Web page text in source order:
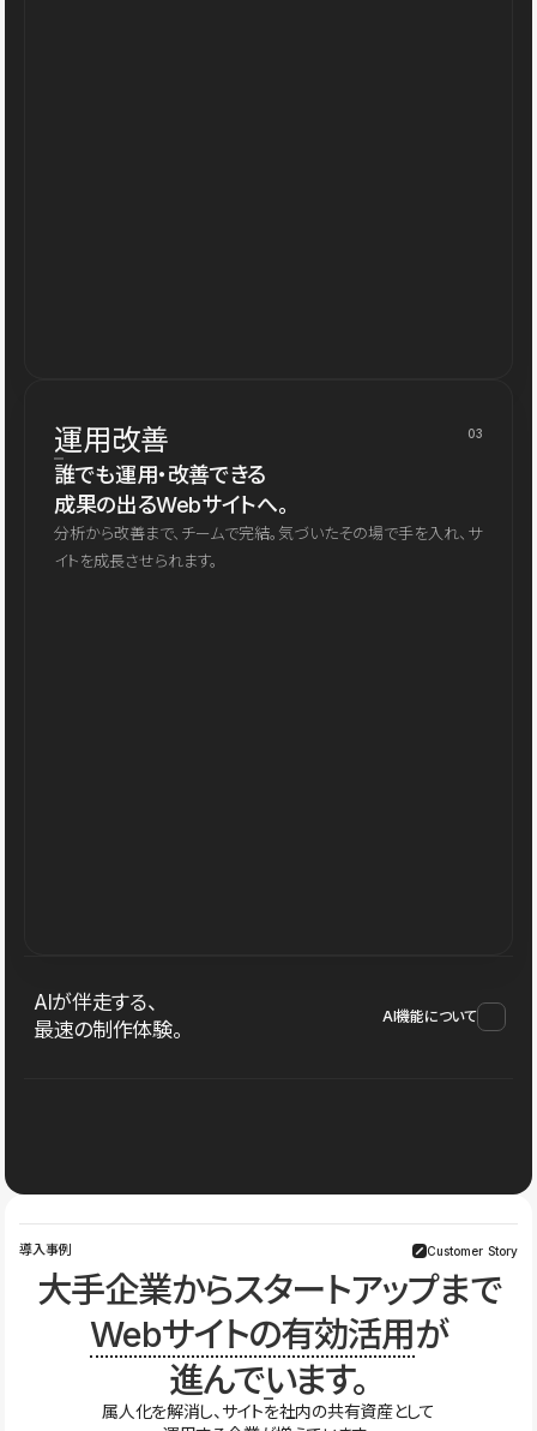
運用改善 03
誰でも運用・改善できる
成果の出るWebサイトへ。
分析から改善まで、チームで完結。気づいたその場で手を入れ、サ
イトを成長させられます。
AIが伴走する、
最速の制作体験。
AI機能について
導入事例 Customer Story
大手企業からスタートアップまで
Webサイトの有効活用が
進んでいます。
属人化を解消し、サイトを社内の共有資産として